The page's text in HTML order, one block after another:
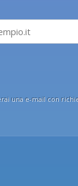
una e-mail con